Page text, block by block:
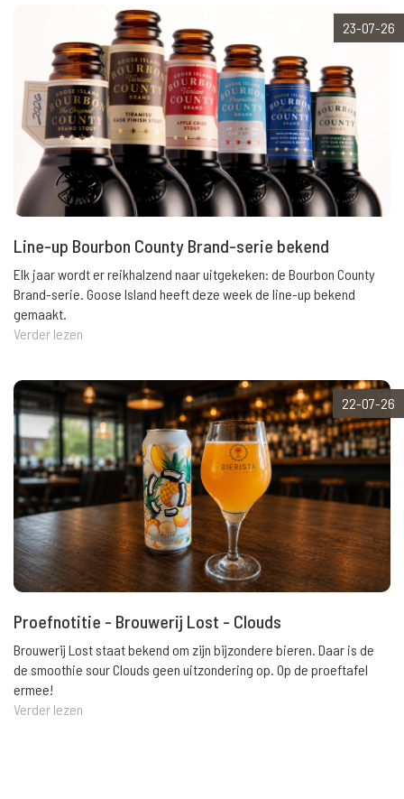
23-07-26
Line-up Bourbon County Brand-serie bekend
Elk jaar wordt er reikhalzend naar uitgekeken: de Bourbon County
Brand-serie. Goose Island heeft deze week de line-up bekend
gemaakt.
Verder lezen
22-07-26
Proefnotitie - Brouwerij Lost - Clouds
Brouwerij Lost staat bekend om zijn bijzondere bieren. Daar is de
de smoothie sour Clouds geen uitzondering op. Op de proeftafel
ermee!
Verder lezen